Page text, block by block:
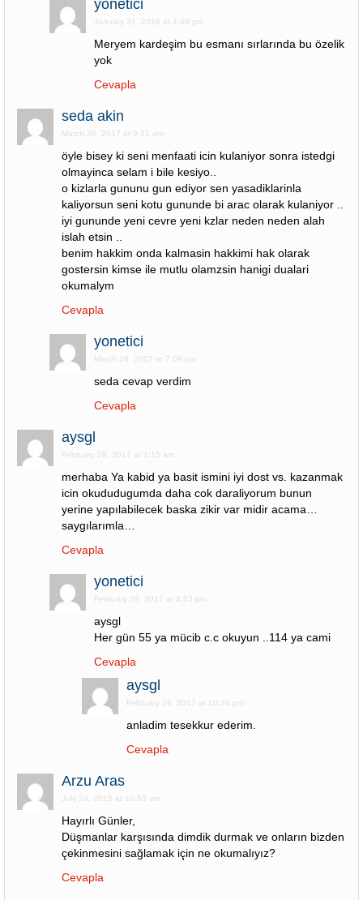
yonetici
January 31, 2018 at 4:46 pm
Meryem kardeşim bu esmanı sırlarında bu özelik
yok
Cevapla
seda akin
March 26, 2017 at 9:31 am
öyle bisey ki seni menfaati icin kulaniyor sonra istedgi
olmayinca selam i bile kesiyo..
o kizlarla gununu gun ediyor sen yasadiklarinla
kaliyorsun seni kotu gununde bi arac olarak kulaniyor ..
iyi gununde yeni cevre yeni kzlar neden neden alah
islah etsin ..
benim hakkim onda kalmasin hakkimi hak olarak
gostersin kimse ile mutlu olamzsin hanigi dualari
okumalym
Cevapla
yonetici
March 26, 2017 at 7:09 pm
seda cevap verdim
Cevapla
aysgl
February 28, 2017 at 1:15 am
merhaba Ya kabid ya basit ismini iyi dost vs. kazanmak
icin okududugumda daha cok daraliyorum bunun
yerine yapılabilecek baska zikir var midir acama…
saygılarımla…
Cevapla
yonetici
February 28, 2017 at 4:53 pm
aysgl
Her gün 55 ya mücib c.c okuyun ..114 ya cami
Cevapla
aysgl
February 28, 2017 at 10:34 pm
anladim tesekkur ederim.
Cevapla
Arzu Aras
July 24, 2016 at 10:53 am
Hayırlı Günler,
Düşmanlar karşısında dimdik durmak ve onların bizden
çekinmesini sağlamak için ne okumalıyız?
Cevapla